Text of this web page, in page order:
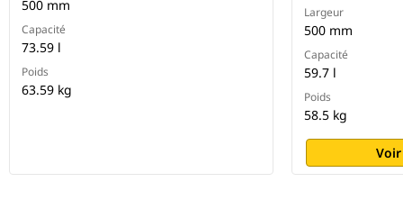
500 mm
Capacité
73.59 l
Poids
63.59 kg
Largeur
500 mm
Capacité
59.7 l
Poids
58.5 kg